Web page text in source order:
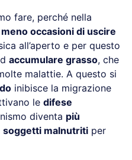
fare, perché nella
meno occasioni di uscire
all’aperto e per questo
accumulare grasso, che
malattie. A questo si
inibisce la migrazione
le difese
diventa più
soggetti malnutriti per